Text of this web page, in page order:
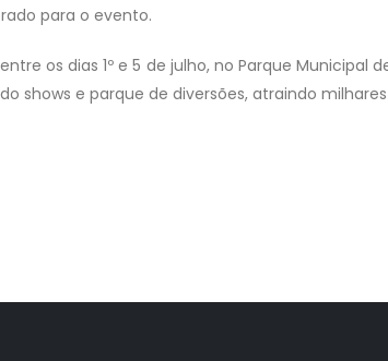
para o evento.
os dias 1º e 5 de julho, no Parque Municipal
shows e parque de diversões, atraindo